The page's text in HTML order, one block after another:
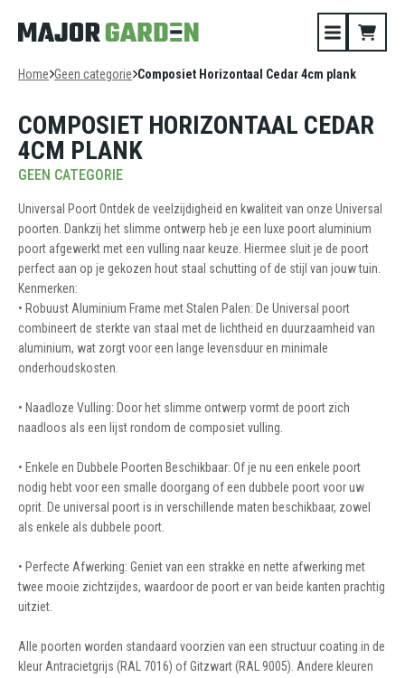
Home Geen categorie Composiet Horizontaal Cedar 4cm plank
COMPOSIET HORIZONTAAL CEDAR
4CM PLANK
GEEN CATEGORIE
Universal Poort Ontdek de veelzijdigheid en kwaliteit van onze Universal
poorten. Dankzij het slimme ontwerp heb je een luxe poort aluminium
poort afgewerkt met een vulling naar keuze. Hiermee sluit je de poort
perfect aan op je gekozen hout staal schutting of de stijl van jouw tuin.
Kenmerken:
• Robuust Aluminium Frame met Stalen Palen: De Universal poort
combineert de sterkte van staal met de lichtheid en duurzaamheid van
aluminium, wat zorgt voor een lange levensduur en minimale
onderhoudskosten.
• Naadloze Vulling: Door het slimme ontwerp vormt de poort zich
naadloos als een lijst rondom de composiet vulling.
• Enkele en Dubbele Poorten Beschikbaar: Of je nu een enkele poort
nodig hebt voor een smalle doorgang of een dubbele poort voor uw
oprit. De universal poort is in verschillende maten beschikbaar, zowel
als enkele als dubbele poort.
• Perfecte Afwerking: Geniet van een strakke en nette afwerking met
twee mooie zichtzijdes, waardoor de poort er van beide kanten prachtig
uitziet.
Alle poorten worden standaard voorzien van een structuur coating in de
kleur Antracietgrijs (RAL 7016) of Gitzwart (RAL 9005). Andere kleuren